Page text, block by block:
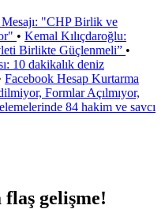
"CHP Birlik ve
• Kemal Kılıçdaroğlu:
Birlikte Güçlenmeli” •
10 dakikalık deniz
Facebook Hesap Kurtarma
Formlar Açılmıyor,
84 hakim ve savcı
flaş gelişme!